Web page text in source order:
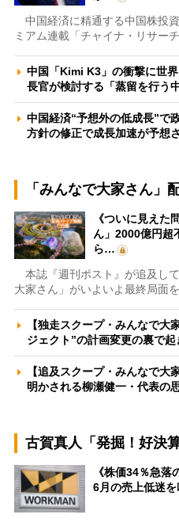
中国経済に精通する中国株投
ミアム連載「チャイナ・リサー
中国「Kimi K3」の衝撃に世
長官が検討する「蒸留を行う
中国経済“予想外の低成長”
方針の修正で成長加速が予想
「みんなで大家さん」
《ついに見えた
ん」2000億円超
ら…
本誌『週刊ポスト』が追及し
大家さん」がいよいよ最終局面
【独走スクープ・みんなで大
ジェクト”の計画変更の裏で
【追及スクープ・みんなで大
明かされる柳瀬健一・代表の
古賀真人「発掘！好決算
《株価34％急落
6月の売上低迷